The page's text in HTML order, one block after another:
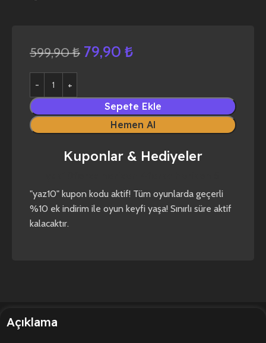
599,90₺ 79,90 ₺
Sepete Ekle
Hemen Al
Kuponlar & Hediyeler
"yaz10" kupon kodu aktif! Tüm oyunlarda geçerli
%10 ek indirim ile oyun keyfi yaşa! Sınırlı süre aktif
kalacaktır.
Açıklama